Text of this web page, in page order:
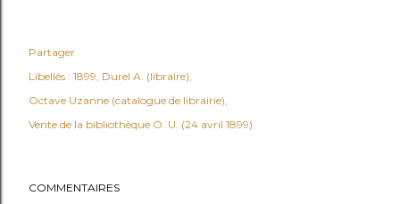
Partager
Libellés : 1899 Durel A. (libraire)
Octave Uzanne (catalogue de librairie)
Vente de la bibliothèque O. U. (24 avril 1899)
COMMENTAIRES